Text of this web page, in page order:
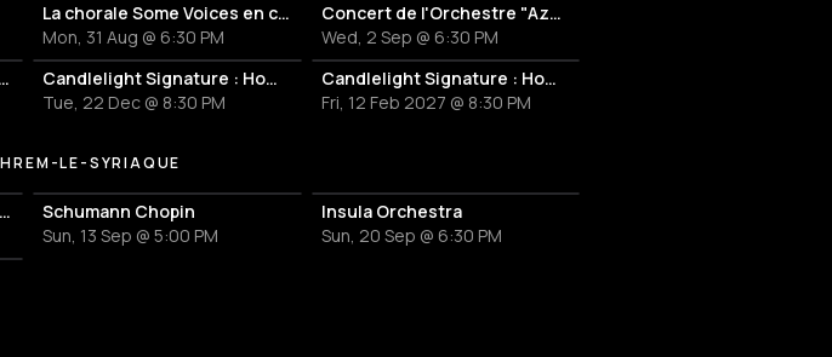
La chorale Some Voices en concert
Mon, 31 Aug @ 6:30 PM
Concert de l'Orchestre "Azur"
Wed, 2 Sep @ 6:30 PM
Séance de films muets en ciné-concert
Candlelight Signature : Hommage à Adele
Tue, 22 Dec @ 8:30 PM
Candlelight Signature : Hommage à Adele
Fri, 12 Feb 2027 @ 8:30 PM
le-Syriaque
LE-SYRIAQUE
Musique et Patrimoine : Bach, Suites pour violoncelle
Schumann Chopin
Sun, 13 Sep @ 5:00 PM
Insula Orchestra
Sun, 20 Sep @ 6:30 PM